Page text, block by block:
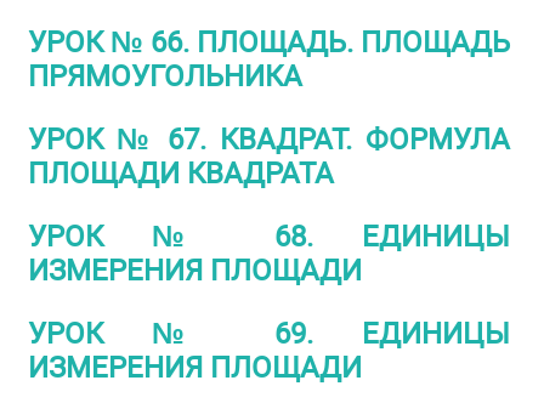
УРОК № 66. ПЛОЩАДЬ. ПЛОЩАДЬ
ПРЯМОУГОЛЬНИКА
УРОК № 67. КВАДРАТ. ФОРМУЛА
ПЛОЩАДИ КВАДРАТА
УРОК № 68. ЕДИНИЦЫ
ИЗМЕРЕНИЯ ПЛОЩАДИ
УРОК № 69. ЕДИНИЦЫ
ИЗМЕРЕНИЯ ПЛОЩАДИ